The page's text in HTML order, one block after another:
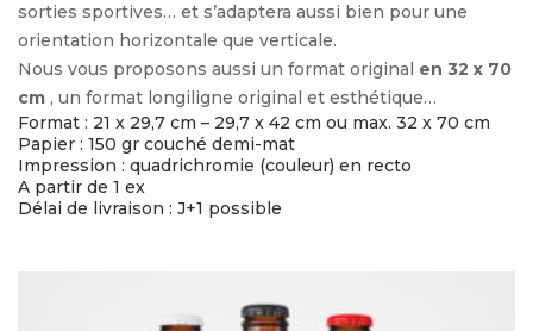
sorties sportives… et s’adaptera aussi bien pour une
orientation horizontale que verticale.
Nous vous proposons aussi un format original en 32 x 70
cm , un format longiligne original et esthétique…
Format : 21 x 29,7 cm – 29,7 x 42 cm ou max. 32 x 70 cm
Papier : 150 gr couché demi-mat
Impression : quadrichromie (couleur) en recto
A partir de 1 ex
Délai de livraison : J+1 possible